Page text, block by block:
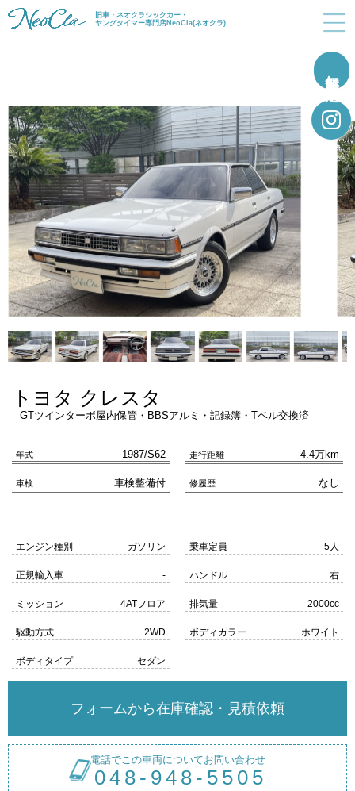
旧車・ネオクラシックカー・
ヤングタイマー専門店NeoCla(ネオクラ)
トヨタ クレスタ
GTツインターボ屋内保管・BBSアルミ・記録簿・Tベル交換済
年式 1987/S62 走行距離 4.4万km
車検 車検整備付 修履歴 なし
エンジン種別 ガソリン 乗車定員 5人
正規輸入車 - ハンドル 右
ミッション 4ATフロア 排気量 2000cc
駆動方式 2WD ボディカラー ホワイト
ボディタイプ セダン
フォームから在庫確認・見積依頼
電話でこの車両についてお問い合わせ
048-948-5505